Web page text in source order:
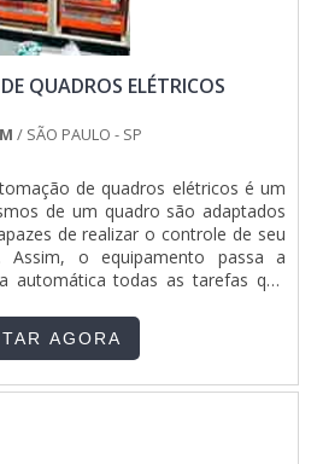
QUADROS ELÉTRICOS
/ SÃO PAULO - SP
de quadros elétricos é um
de um quadro são adaptados
de realizar o controle de seu
Assim, o equipamento passa a
automática todas as tarefas que
de casos que não compensa
a mão-de-obra humana. Por
AGORA